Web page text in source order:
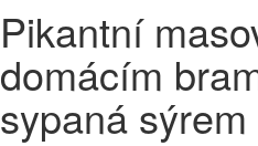
Pikantní
domácím
sypaná sýrem